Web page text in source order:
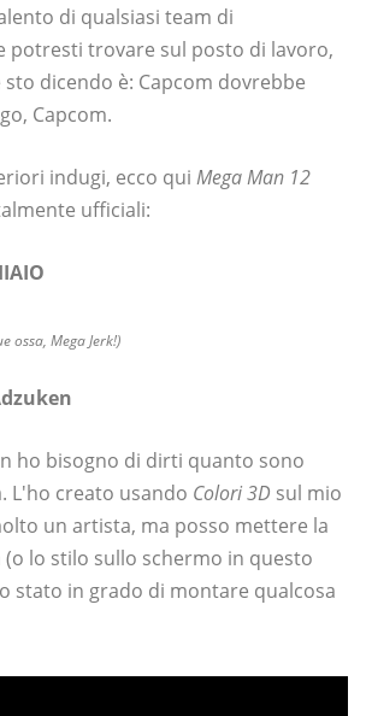
di qualsiasi team di
potresti trovare sul posto di lavoro,
dicendo è: Capcom dovrebbe
Capcom.
indugi, ecco qui Mega Man 12
ufficiali:
ossa, Mega Jerk!)
ho bisogno di dirti quanto sono
L'ho creato usando Colori 3D sul mio
un artista, ma posso mettere la
lo stilo sullo schermo in questo
stato in grado di montare qualcosa